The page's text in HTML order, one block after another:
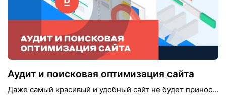
Аудит и поисковая оптимизация сайта
Даже самый красивый и удобный сайт не будет принос...